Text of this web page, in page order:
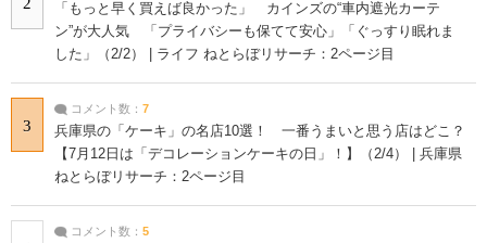
2
「もっと早く買えば良かった」 カインズの“車内遮光カーテ
ン”が大人気 「プライバシーも保てて安心」「ぐっすり眠れま
した」（2/2） | ライフ ねとらぼリサーチ：2ページ目
3
コメント数： 7
兵庫県の「ケーキ」の名店10選！ 一番うまいと思う店はどこ？
【7月12日は「デコレーションケーキの日」！】（2/4） | 兵庫県
ねとらぼリサーチ：2ページ目
コメント数： 5